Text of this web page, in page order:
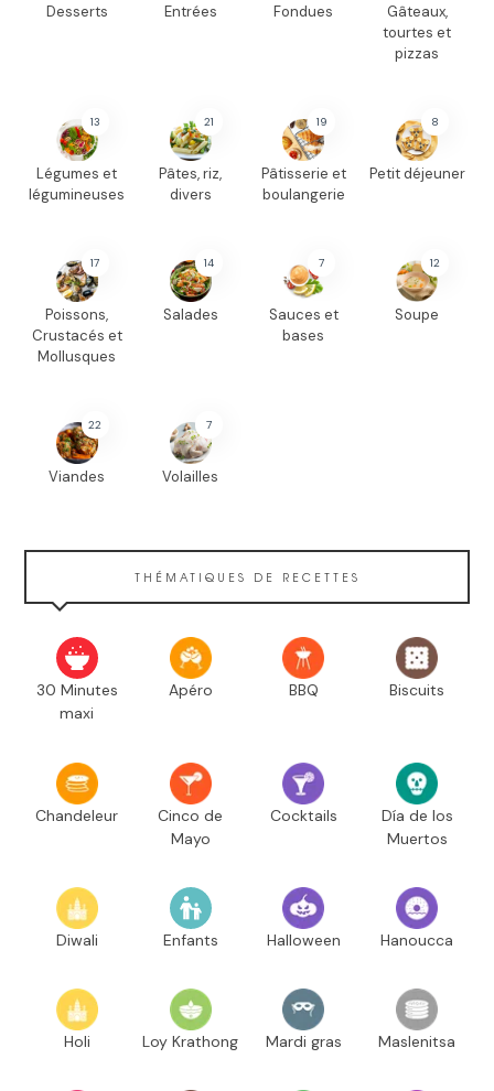
Desserts Entrées Fondues
Gâteaux,
tourtes et
pizzas
13
Légumes et
légumineuses
21
Pâtes, riz,
divers
19
Pâtisserie et
boulangerie
8
Petit déjeuner
17
Poissons,
Crustacés et
Mollusques
14
Salades
7
Sauces et
bases
12
Soupe
22
Viandes
7
Volailles
THÉMATIQUES DE RECETTES
30 Minutes
maxi
Apéro BBQ Biscuits
Chandeleur
Cinco de
Mayo
Cocktails
Día de los
Muertos
Diwali Enfants Halloween Hanoucca
Holi Loy Krathong Mardi gras Maslenitsa